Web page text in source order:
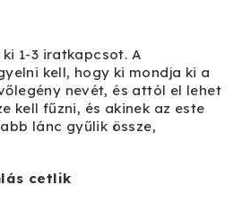
1-3 iratkapcsot. A
kell, hogy ki mondja ki a
nevét, és attól el lehet
kell fűzni, és akinek az este
lánc gyűlik össze,
cetlik